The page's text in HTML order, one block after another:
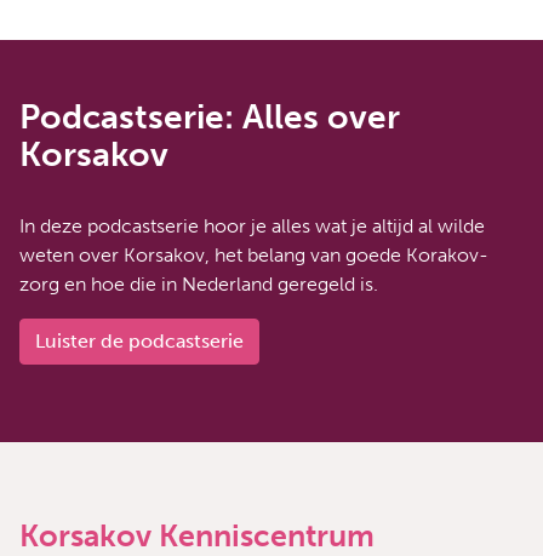
Podcastserie: Alles over
Korsakov
In deze podcastserie hoor je alles wat je altijd al wilde
weten over Korsakov, het belang van goede Korakov-
zorg en hoe die in Nederland geregeld is.
Luister de podcastserie
Korsakov Kenniscentrum